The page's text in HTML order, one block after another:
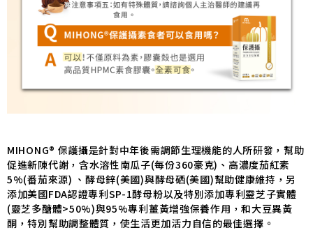
MIHONG® 保護攝是針對中年後需調節生理機能的人所研發，幫助
促進新陳代謝，含水溶性南瓜子(每份360豪克)、高濃度茄紅素
5%(番茄來源) 、酵母鋅(美國)與酵母硒(美國)幫助健康維持，另
添加美國FDA認證專利SP-1酵母粉以及特別添加專利靈芝子實體
(靈芝多醣體>50%)與95%專利薑黃增強保養作用，和大豆異黃
酮，特別幫助調整體質，使生活更加活力自信的最佳選擇。